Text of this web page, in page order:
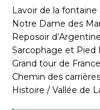
Lavoir de la
Notre Dame des
Reposoir d’Argentine
Sarcophage et Pied
Grand tour de
Chemin des
Histoire / Vallée de